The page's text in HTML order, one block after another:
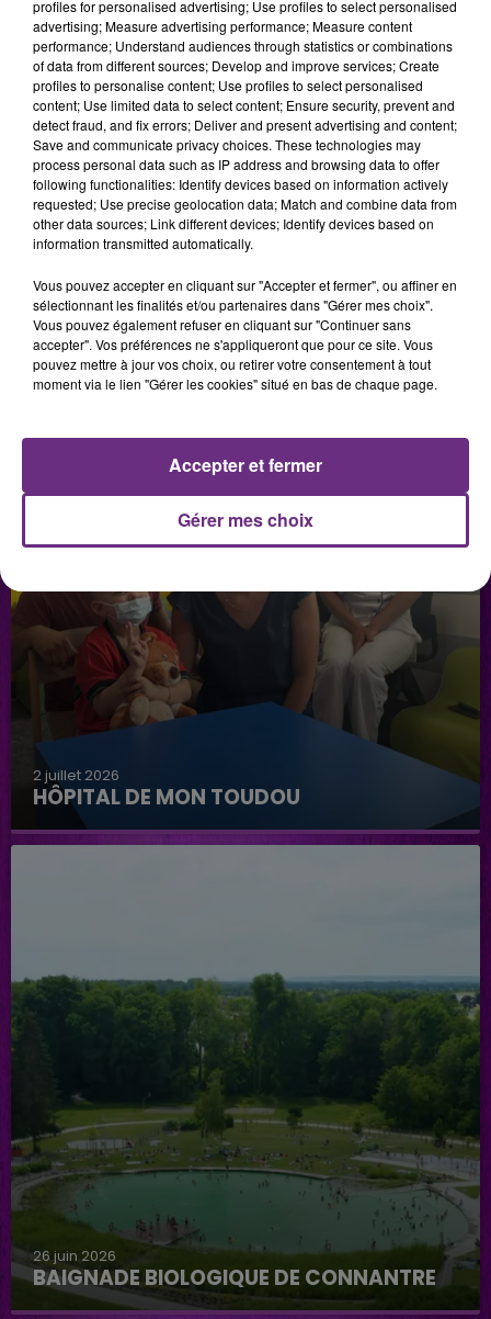
29 juillet 2026
GAGNEZ VOTRE SÉJOUR AU CENTER
PARCS DU LAC D’AILETTE AVEC
CHAMPAGNE FM
LES PODCASTS
2 juillet 2026
HÔPITAL DE MON TOUDOU
Hôpital de mon Toudou
26 juin 2026
BAIGNADE BIOLOGIQUE DE CONNANTRE
Baignade biologique de Connantre
profiles for personalised advertising; Use profiles to select personalised
advertising; Measure advertising performance; Measure content
performance; Understand audiences through statistics or combinations
of data from different sources; Develop and improve services; Create
profiles to personalise content; Use profiles to select personalised
content; Use limited data to select content; Ensure security, prevent and
detect fraud, and fix errors; Deliver and present advertising and content;
Save and communicate privacy choices. These technologies may
process personal data such as IP address and browsing data to offer
following functionalities: Identify devices based on information actively
requested; Use precise geolocation data; Match and combine data from
other data sources; Link different devices; Identify devices based on
information transmitted automatically.
Vous pouvez accepter en cliquant sur "Accepter et fermer", ou affiner en
sélectionnant les finalités et/ou partenaires dans "Gérer mes choix".
Vous pouvez également refuser en cliquant sur "Continuer sans
accepter". Vos préférences ne s'appliqueront que pour ce site. Vous
pouvez mettre à jour vos choix, ou retirer votre consentement à tout
moment via le lien "Gérer les cookies" situé en bas de chaque page.
Gérer mes choix
Accepter et fermer